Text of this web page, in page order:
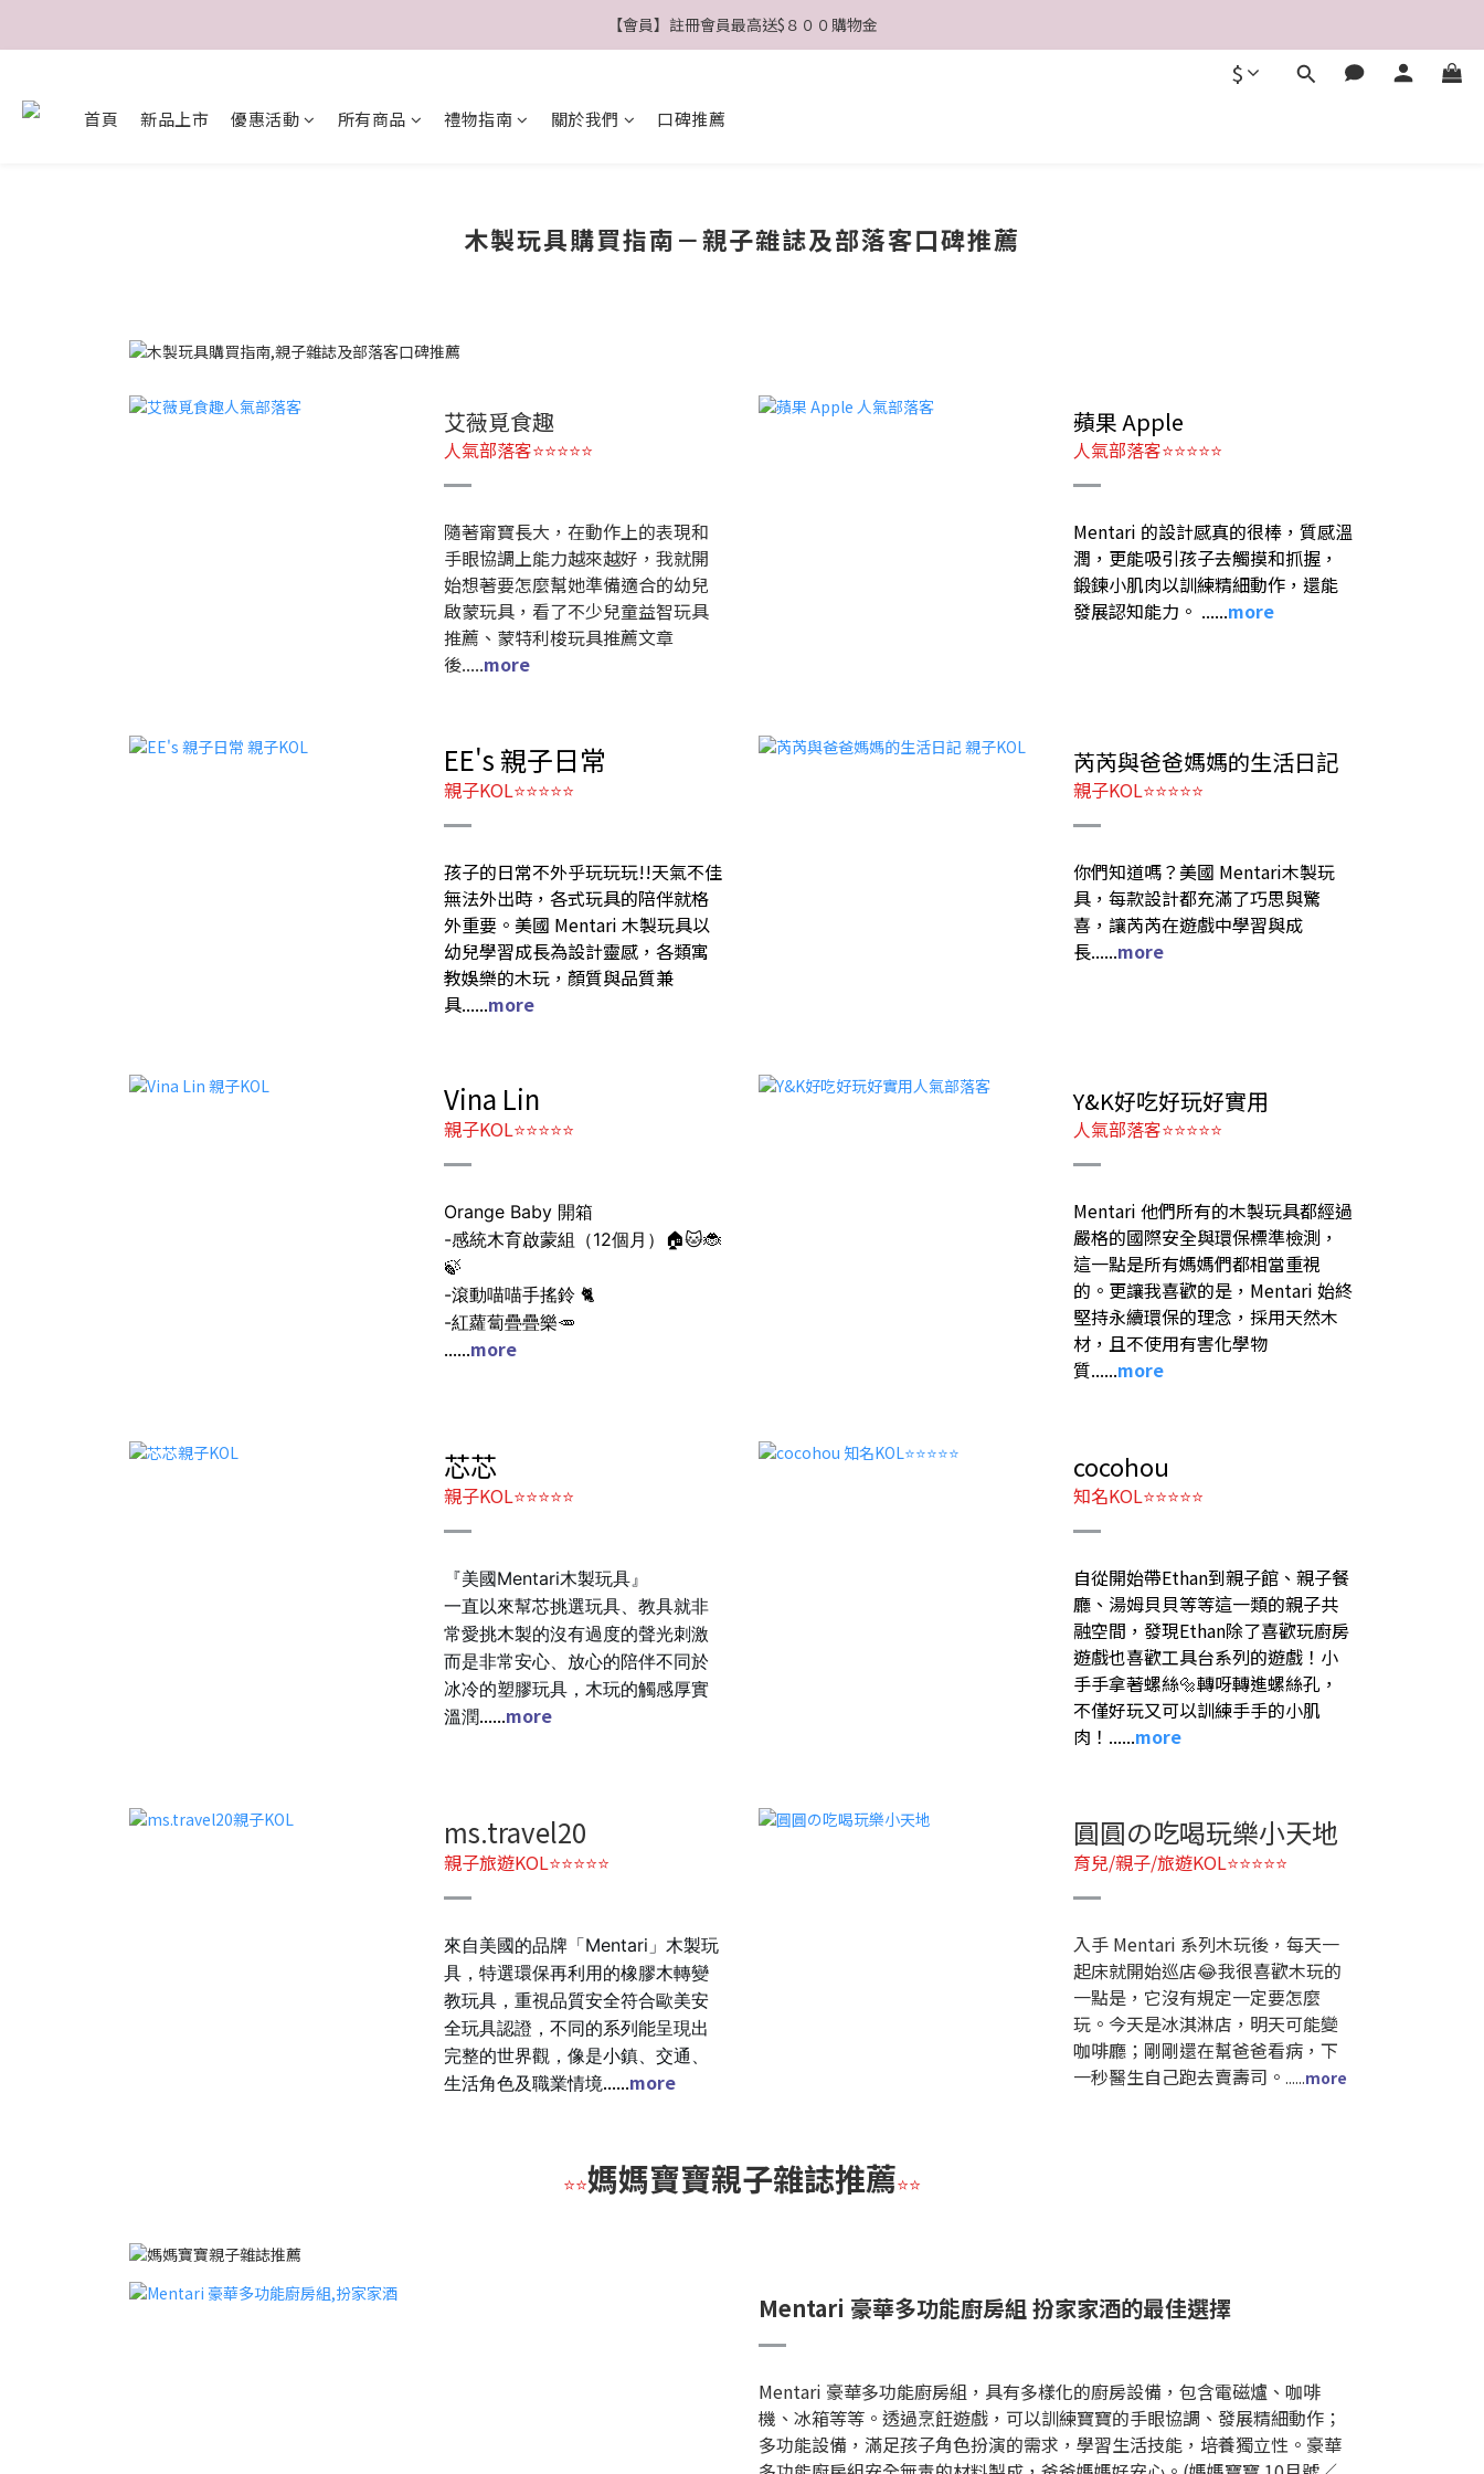
【公告】4/21(二)起 價格調整事宜
【會員】註冊會員最高送$８００購物金
$
首頁 新品上市 優惠活動 所有商品 禮物指南 關於我們 口碑推薦
木製玩具購買指南－親子雜誌及部落客口碑推薦
艾薇覓食趣
人氣部落客⭐⭐⭐⭐⭐
隨著甯寶長大，在動作上的表現和
手眼協調上能力越來越好，我就開
始想著要怎麼幫她準備適合的幼兒
啟蒙玩具，看了不少兒童益智玩具
推薦、蒙特利梭玩具推薦文章
後.....more
蘋果 Apple
人氣部落客⭐⭐⭐⭐⭐
Mentari 的設計感真的很棒，質感溫
潤，更能吸引孩子去觸摸和抓握，
鍛鍊小肌肉以訓練精細動作，還能
發展認知能力。 ......more
EE's 親子日常
親子KOL⭐⭐⭐⭐⭐
孩子的日常不外乎玩玩玩!!天氣不佳
無法外出時，各式玩具的陪伴就格
外重要。美國 Mentari 木製玩具以
幼兒學習成長為設計靈感，各類寓
教娛樂的木玩，顏質與品質兼
具......more
芮芮與爸爸媽媽的生活日記
親子KOL⭐⭐⭐⭐⭐
你們知道嗎？美國 Mentari木製玩
具，每款設計都充滿了巧思與驚
喜，讓芮芮在遊戲中學習與成
長......more
Vina Lin
親子KOL⭐⭐⭐⭐⭐
Orange Baby 開箱
-感統木育啟蒙組（12個月）🏠🐱🐞
🍃
-滾動喵喵手搖鈴 🐈
-紅蘿蔔疊疊樂🥕
......more
Y&K好吃好玩好實用
人氣部落客⭐⭐⭐⭐⭐
Mentari 他們所有的木製玩具都經過
嚴格的國際安全與環保標準檢測，
這一點是所有媽媽們都相當重視
的。更讓我喜歡的是，Mentari 始終
堅持永續環保的理念，採用天然木
材，且不使用有害化學物
質......more
芯芯
親子KOL⭐⭐⭐⭐⭐
『美國Mentari木製玩具』
一直以來幫芯挑選玩具、教具就非
常愛挑木製的沒有過度的聲光刺激
而是非常安心、放心的陪伴不同於
冰冷的塑膠玩具，木玩的觸感厚實
溫潤......more
cocohou
知名KOL⭐⭐⭐⭐⭐
自從開始帶Ethan到親子館、親子餐
廳、湯姆貝貝等等這一類的親子共
融空間，發現Ethan除了喜歡玩廚房
遊戲也喜歡工具台系列的遊戲！小
手手拿著螺絲🔩轉呀轉進螺絲孔，
不僅好玩又可以訓練手手的小肌
肉！ ......more
ms.travel20
親子旅遊KOL⭐⭐⭐⭐⭐
來自美國的品牌「Mentari」木製玩
具， 特選環保再利用的橡膠木轉變
教玩具， 重視品質安全符合歐美安
全玩具認證， 不同的系列能呈現出
完整的世界觀， 像是小鎮、交通、
生活角色及職業情境......more
圓圓の吃喝玩樂小天地
育兒/親子/旅遊KOL⭐⭐⭐⭐⭐
入手 Mentari 系列木玩後，每天一
起床就開始巡店😂我很喜歡木玩的
一點是，它沒有規定一定要怎麼
玩。今天是冰淇淋店，明天可能變
咖啡廳；剛剛還在幫爸爸看病，下
一秒醫生自己跑去賣壽司。 ......more
⭐⭐媽媽寶寶親子雜誌推薦⭐⭐
Mentari 豪華多功能廚房組 扮家家酒的最佳選擇
Mentari 豪華多功能廚房組，具有多樣化的廚房設備，包含電磁爐、咖啡
機、冰箱等等。透過烹飪遊戲，可以訓練寶寶的手眼協調、發展精細動作；
多功能設備，滿足孩子角色扮演的需求，學習生活技能，培養獨立性。豪華